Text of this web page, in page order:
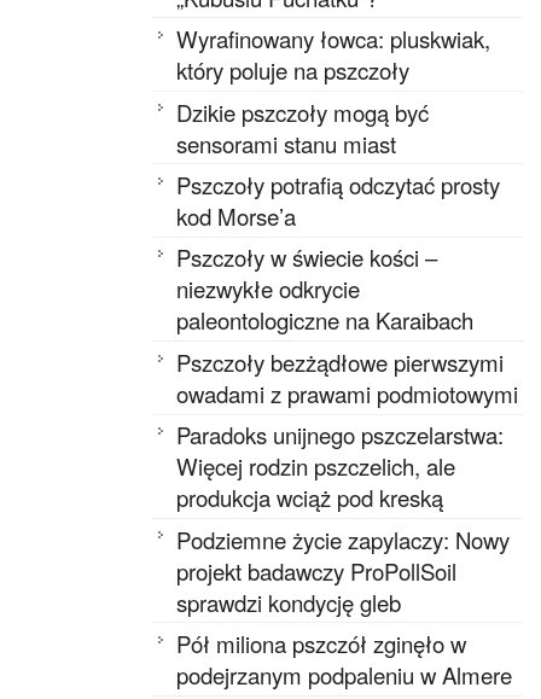
Wyrafinowany łowca: pluskwiak,
który poluje na pszczoły
Dzikie pszczoły mogą być
sensorami stanu miast
Pszczoły potrafią odczytać prosty
kod Morse’a
Pszczoły w świecie kości –
niezwykłe odkrycie
paleontologiczne na Karaibach
Pszczoły bezżądłowe pierwszymi
owadami z prawami podmiotowymi
Paradoks unijnego pszczelarstwa:
Więcej rodzin pszczelich, ale
produkcja wciąż pod kreską
Podziemne życie zapylaczy: Nowy
projekt badawczy ProPollSoil
sprawdzi kondycję gleb
Pół miliona pszczół zginęło w
podejrzanym podpaleniu w Almere